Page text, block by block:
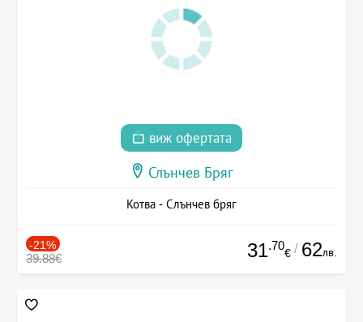
виж офертата
Слънчев Бряг
Котва - Слънчев бряг
-21%
39.88€ 31.70
€ / 62лв.